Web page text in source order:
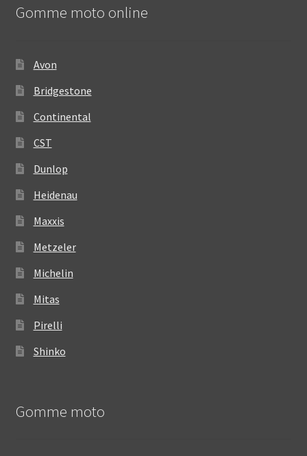
Gomme moto online
Avon
Bridgestone
Continental
CST
Dunlop
Heidenau
Maxxis
Metzeler
Michelin
Mitas
Pirelli
Shinko
Gomme moto